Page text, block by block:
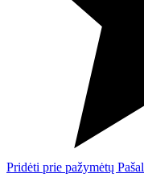
Pridėti prie pažymėtų